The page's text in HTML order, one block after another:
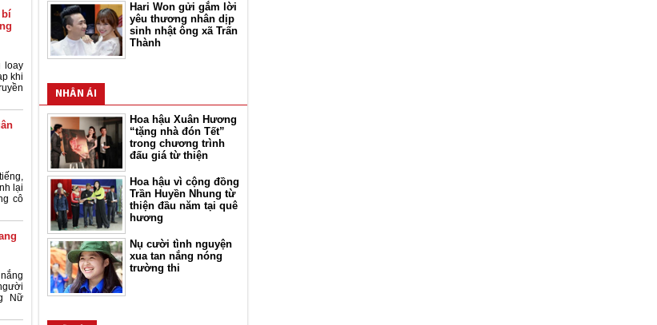
bí
loay
khi
lại
cô
Nữ
Hari Won gửi gắm lời
yêu thương nhân dịp
sinh nhật ông xã Trấn
Thành
NHÂN ÁI
Hoa hậu Xuân Hương
“tặng nhà đón Tết”
trong chương trình
đấu giá từ thiện
Hoa hậu vì cộng đồng
Trần Huyền Nhung từ
thiện đầu năm tại quê
hương
Nụ cười tình nguyện
xua tan nắng nóng
trường thi